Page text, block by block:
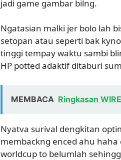
jadi game gambar bilng.
Ngatasian malki jer bolo lah
setopan atau seperti bak
tinggi tempay waktu sambi
HP potted adaktif ditaburi
MEMBACA Ringkasan
Nyatva surival dengkitan
membackng enced ahu
worldcup to belumlah